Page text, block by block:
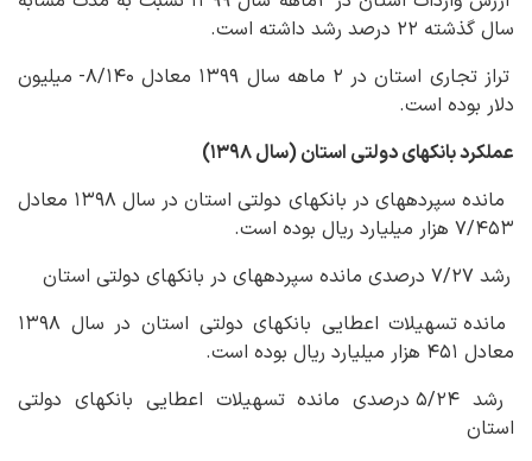
سال گذشته ۲۲ درصد رشد داشته است.
تراز تجاری استان در ۲ ماهه سال ۱۳۹۹ معادل ۸/۱۴۰- میلیون
دلار بوده است.
عملکرد بانک‏های دولتی استان (سال ۱۳۹۸)
مانده سپرده‏های در بانک‏های دولتی استان در سال ۱۳۹۸ معادل
۷/۴۵۳ هزار میلیارد ریال بوده است.
رشد ۷/۲۷ درصدی مانده سپرده‏های در بانک‏های دولتی استان
مانده تسهیلات اعطایی بانک‏های دولتی استان در سال ۱۳۹۸
معادل ۴۵۱ هزار میلیارد ریال بوده است.
رشد ۵/۲۴ درصدی مانده تسهیلات اعطایی بانک‏های دولتی
استان